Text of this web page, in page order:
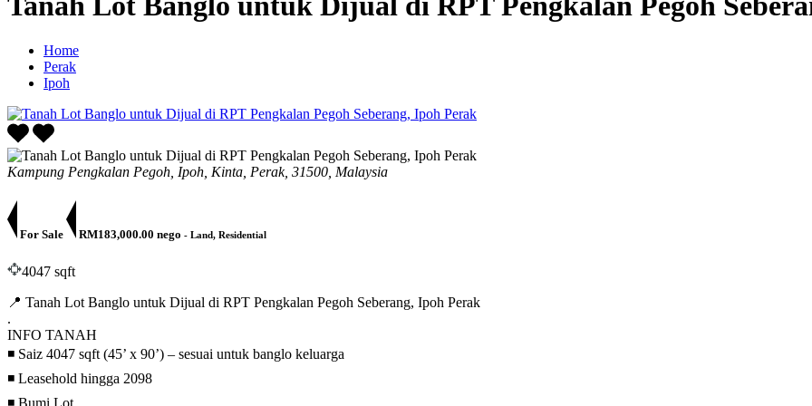
Home
Perak
Ipoh
Kampung Pengkalan Pegoh, Ipoh, Kinta, Perak, 31500, Malaysia
For Sale RM183,000.00 nego - Land, Residential
4047 sqft
📍 Tanah Lot Banglo untuk Dijual di RPT Pengkalan Pegoh Seberang, Ipoh Perak
.
INFO TANAH
◾ Saiz 4047 sqft (45’ x 90’) – sesuai untuk banglo keluarga
◾ Leasehold hingga 2098
◾ Bumi Lot